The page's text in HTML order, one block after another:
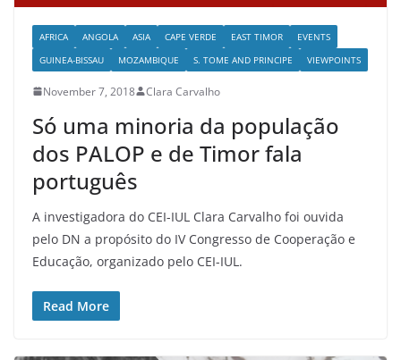
AFRICA ANGOLA ASIA CAPE VERDE EAST TIMOR
EVENTS
GUINEA-BISSAU
MOZAMBIQUE S. TOME AND PRINCIPE VIEWPOINTS
November 7, 2018 Clara Carvalho
Só uma minoria da população
dos PALOP e de Timor fala
português
A investigadora do CEI-IUL Clara Carvalho foi ouvida
pelo DN a propósito do IV Congresso de Cooperação e
Educação, organizado pelo CEI-IUL.
Read More